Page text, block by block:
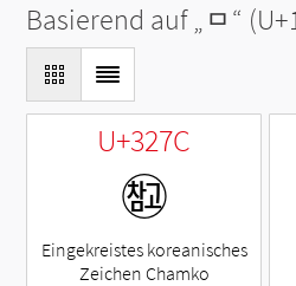
Basierend auf „ᆷ“
U+327C
㉼
Eingekreistes koreanisches
Zeichen Chamko